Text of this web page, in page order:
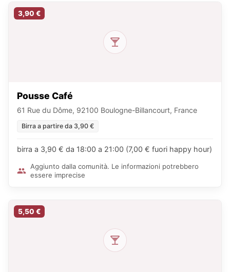
3,90 €
Pousse Café
61 Rue du Dôme, 92100 Boulogne-Billancourt, France
Birra a partire da 3,90 €
birra a 3,90 € da 18:00 a 21:00 (7,00 € fuori happy hour)
Aggiunto dalla comunità. Le informazioni potrebbero
essere imprecise
5,50 €